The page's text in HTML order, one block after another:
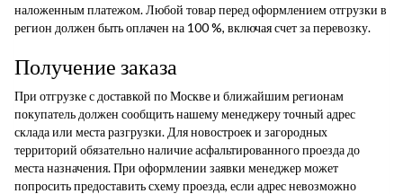
наложенным платежом. Любой товар перед оформлением отгрузки в
регион должен быть оплачен на 100 %, включая счет за перевозку.
Получение заказа
При отгрузке с доставкой по Москве и ближайшим регионам
покупатель должен сообщить нашему менеджеру точный адрес
склада или места разгрузки. Для новостроек и загородных
территорий обязательно наличие асфальтированного проезда до
места назначения. При оформлении заявки менеджер может
попросить предоставить схему проезда, если адрес невозможно